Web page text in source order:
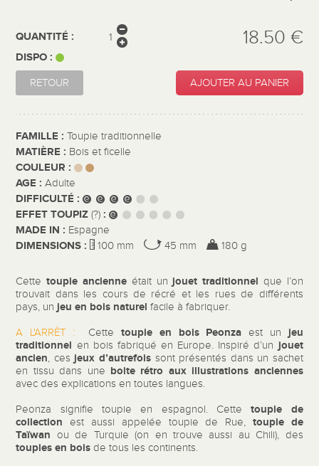
QUANTITÉ :
DISPO :
18.50 €
RETOUR AJOUTER AU PANIER
FAMILLE :Toupie traditionnelle
MATIÈRE : Bois et ficelle
COULEUR :
AGE :Adulte
DIFFICULTÉ :
EFFET TOUPIZ(?) :
MADE IN : Espagne
DIMENSIONS : 100 mm 45 mm 180 g
Cettetoupie ancienneétait unjouet traditionnel que l’on
trouvait dans les cours de récré et les rues de différents
pays, unjeu en bois naturel facile à fabriquer.
A L'ARRÊT : Cette toupie en bois Peonza est un jeu
traditionnel en bois fabriqué en Europe. Inspiré d’un jouet
ancien, cesjeux d’autrefoissont présentés dans un sachet
en tissu dans une boite rétro aux illustrations anciennes
avec des explications en toutes langues.
Peonza signifie toupie en espagnol. Cettetoupie de
collection est aussi appelée toupie de Rue, toupie de
Taïwan ou de Turquie (on en trouve aussi au Chili), des
toupies en bois de tous les continents.